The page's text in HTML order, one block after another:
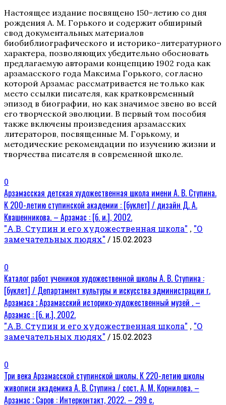
Настоящее издание посвящено 150-летию со дня
рождения А. М. Горького и содержит обширный
свод документальных материалов
биобиблиографического и историко-литературного
характера, позволяющих убедительно обосновать
предлагаемую авторами концепцию 1902 года как
арзамасского года Максима Горького, согласно
которой Арзамас рассматривается не только как
место ссылки писателя, как кратковременный
эпизод в биографии, но как значимое звено во всей
его творческой эволюции. В первый том пособия
также включены произведения арзамасских
литераторов, посвященные М. Горькому, и
методические рекомендации по изучению жизни и
творчества писателя в современной школе.
0
Арзамасская детская художественная школа имени А. В. Ступина.
К 200-летию ступинской академии : [буклет] / дизайн Д. А.
Квашенникова. – Арзамас : [б. и.], 2002.
"А.В. Ступин и его художественная школа" , "О
замечательных людях" / 15.02.2023
0
Каталог работ учеников художественной школы А. В. Ступина :
[буклет] / Департамент культуры и искусства администрации г.
Арзамаса ; Арзамасский историко-художественный музей . –
Арзамас : [б. и.], 2002.
"А.В. Ступин и его художественная школа" , "О
замечательных людях" / 15.02.2023
0
Три века Арзамасской ступинской школы. К 220-летию школы
живописи академика А. В. Ступина / сост. А. М. Корнилова. –
Арзамас ; Саров : Интерконтакт, 2022. – 299 с.